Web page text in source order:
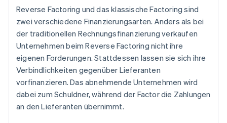
Reverse Factoring und das klassische Factoring sind
zwei verschiedene Finanzierungsarten. Anders als bei
der traditionellen Rechnungsfinanzierung verkaufen
Unternehmen beim Reverse Factoring nicht ihre
eigenen Forderungen. Stattdessen lassen sie sich ihre
Verbindlichkeiten gegenüber Lieferanten
vorfinanzieren. Das abnehmende Unternehmen wird
dabei zum Schuldner, während der Factor die Zahlungen
an den Lieferanten übernimmt.